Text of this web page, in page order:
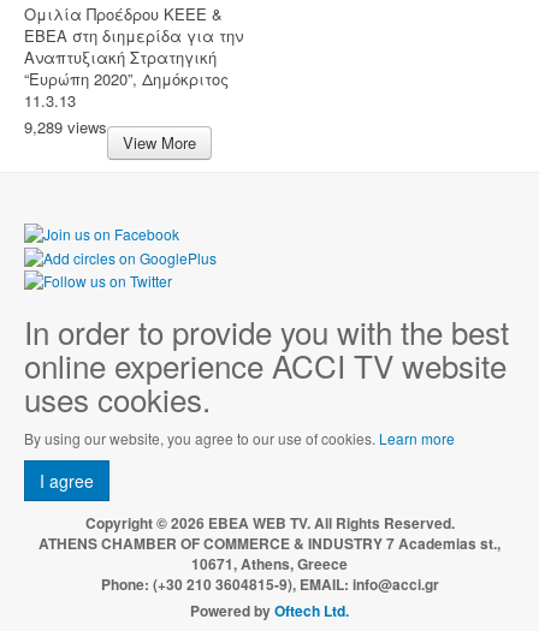
Ομιλία Προέδρου KEEE &
ΕΒΕΑ στη διημερίδα για την
Αναπτυξιακή Στρατηγική
“Ευρώπη 2020”, Δημόκριτος
11.3.13
9,289 views
View More
In order to provide you with the best
online experience ACCI TV website
uses cookies.
By using our website, you agree to our use of cookies. Learn more
I agree
Copyright © 2026 EBEA WEB TV. All Rights Reserved.
ATHENS CHAMBER OF COMMERCE & INDUSTRY 7 Academias st.,
10671, Athens, Greece
Phone: (+30 210 3604815-9), EMAIL: info@acci.gr
Powered byOftech Ltd.